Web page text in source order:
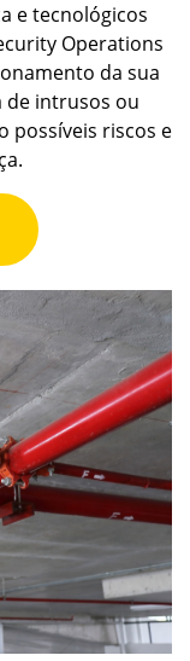
e tecnológicos
Operations
da sua
de intrusos ou
possíveis riscos e